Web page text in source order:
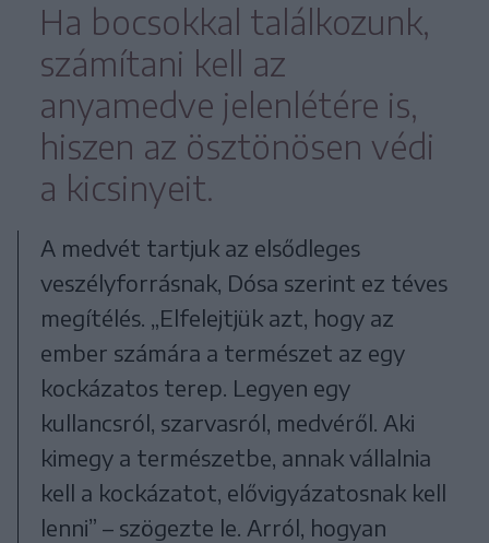
Ha bocsokkal találkozunk,
számítani kell az
anyamedve jelenlétére is,
hiszen az ösztönösen védi
a kicsinyeit.
A medvét tartjuk az elsődleges
veszélyforrásnak, Dósa szerint ez téves
megítélés. „Elfelejtjük azt, hogy az
ember számára a természet az egy
kockázatos terep. Legyen egy
kullancsról, szarvasról, medvéről. Aki
kimegy a természetbe, annak vállalnia
kell a kockázatot, elővigyázatosnak kell
lenni” – szögezte le. Arról, hogyan